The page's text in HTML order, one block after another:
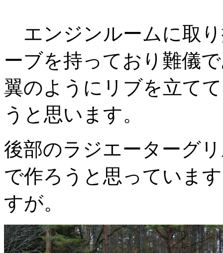
エンジンルームに取
ーブを持っており難儀
翼のようにリブを立て
うと思います。
後部のラジエーターグ
で作ろうと思ってい
すが。